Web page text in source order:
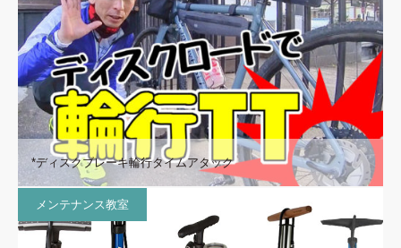
*ディスクブレーキ輪行タイムアタック
メンテナンス教室